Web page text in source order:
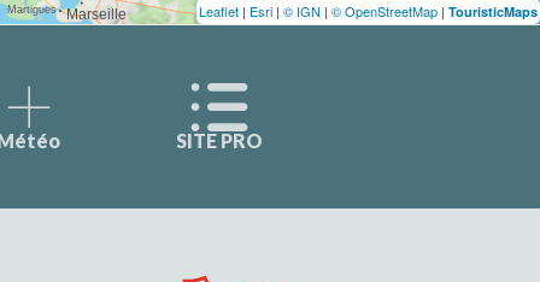
Leaflet | Esri | © IGN | © OpenStreetMap | TouristicMaps
SITE PRO